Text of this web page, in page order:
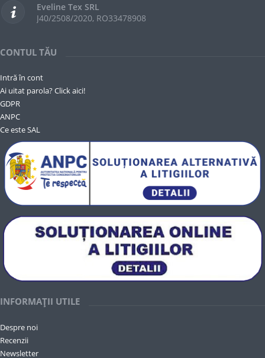
Eveline Tex SRL
J40/2508/2020, RO33478908
CONTUL TĂU
Intră în cont
Ai uitat parola? Click aici!
GDPR
ANPC
Ce este SAL
INFORMAȚII UTILE
Despre noi
Recenzii
Newsletter